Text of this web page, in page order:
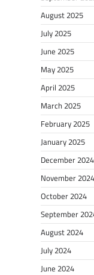
August 2025
July 2025
June 2025
May 2025
April 2025
March 2025
February 2025
January 2025
December 2024
November 2024
October 2024
September
August 2024
July 2024
June 2024